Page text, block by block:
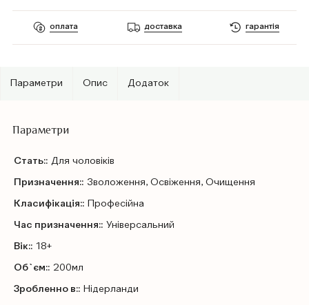
оплата доставка гарантія
Параметри Опис Додаток
Параметри
Стать:: Для чоловіків
Призначення:: Зволоження, Освіження, Очищення
Класифікація:: Професійна
Час призначення:: Універсальний
Вік:: 18+
Об`єм:: 200мл
Зробленно в:: Нідерланди